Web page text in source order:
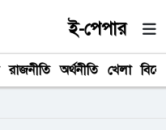
ই-পেপার
রাজনীতি অর্থনীতি খেলা